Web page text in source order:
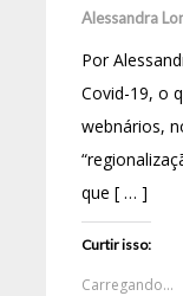
Alessandra
Por
Covid-19, o
webnários,
que [ … ]
Curtir isso:
Carregando...